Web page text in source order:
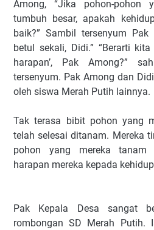
Among, “Jika pohon-
tumbuh besar, apakah
baik?” Sambil tersenyum Pak
betul sekali, Didi.” “Berarti
harapan’, Pak Among?”
tersenyum. Pak Among dan
oleh siswa Merah Putih lainnya.
Tak terasa bibit pohon yang
telah selesai ditanam. Mereka
pohon yang mereka tanam
harapan mereka kepada
Pak Kepala Desa sangat
rombongan SD Merah Putih.